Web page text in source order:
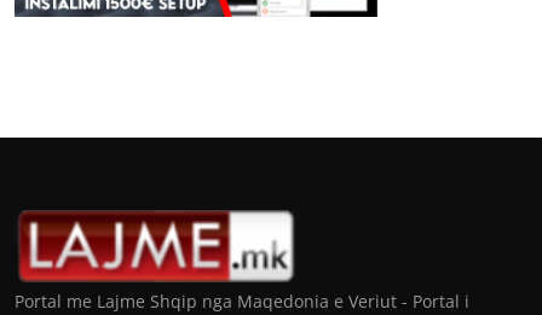
Portal me Lajme Shqip nga Maqedonia e Veriut - Portal i